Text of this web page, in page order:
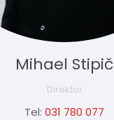
Mihael Stipič
Direktor
Tel: 031 780 077